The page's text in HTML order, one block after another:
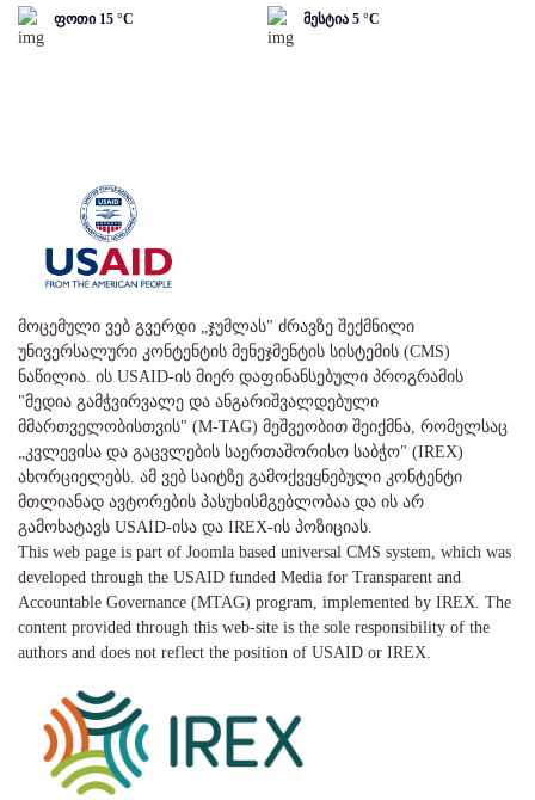
ფოთი 15 °C მესტია 5 °C
მოცემული ვებ გვერდი „ჯუმლას" ძრავზე შექმნილი
უნივერსალური კონტენტის მენეჯმენტის სისტემის (CMS)
ნაწილია. ის USAID-ის მიერ დაფინანსებული პროგრამის
"მედია გამჭვირვალე და ანგარიშვალდებული
მმართველობისთვის" (M-TAG) მეშვეობით შეიქმნა, რომელსაც
„კვლევისა და გაცვლების საერთაშორისო საბჭო" (IREX)
ახორციელებს. ამ ვებ საიტზე გამოქვეყნებული კონტენტი
მთლიანად ავტორების პასუხისმგებლობაა და ის არ
გამოხატავს USAID-ისა და IREX-ის პოზიციას.
This web page is part of Joomla based universal CMS system, which was
developed through the USAID funded Media for Transparent and
Accountable Governance (MTAG) program, implemented by IREX. The
content provided through this web-site is the sole responsibility of the
authors and does not reflect the position of USAID or IREX.